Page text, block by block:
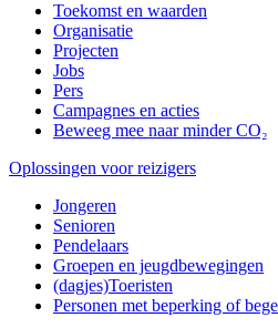
Toekomst en waarden
Organisatie
Projecten
Jobs
Pers
Campagnes en acties
Beweeg mee naar minder CO₂
Oplossingen voor reizigers
Jongeren
Senioren
Pendelaars
Groepen en jeugdbewegingen
(dagjes)Toeristen
Personen met beperking of